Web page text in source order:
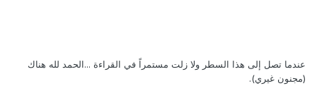
عندما تصل إلى هذا السطر ولا زلت مستمراً في القراءة ...الحمد لله هناك
(مجنون غيري).